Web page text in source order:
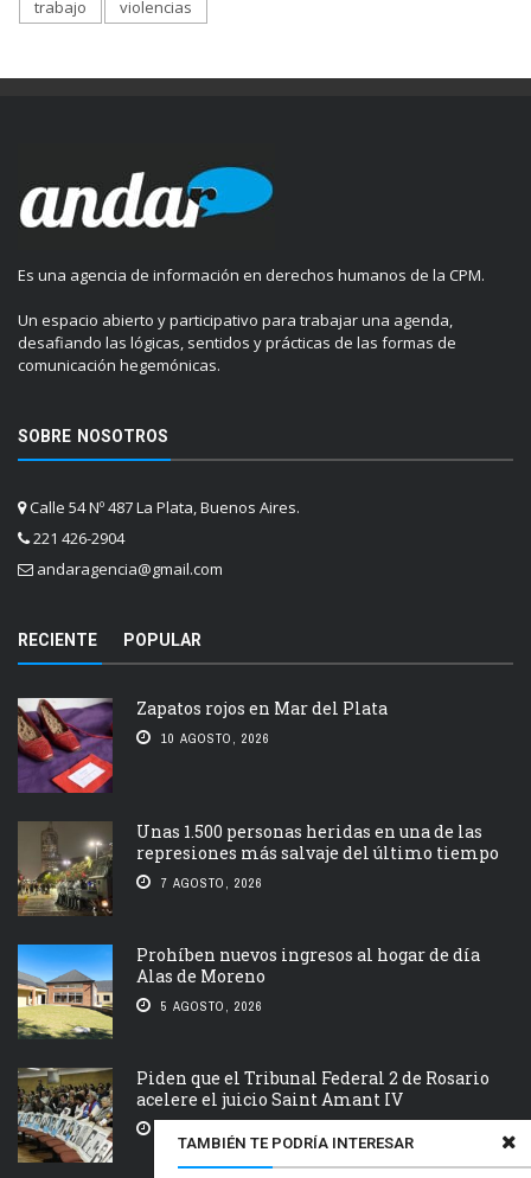
TAMBIÉN TE PODRÍA INTERESAR
trabajo
violencias
Es una agencia de información en derechos humanos de la CPM.
Un espacio abierto y participativo para trabajar una agenda,
desafiando las lógicas, sentidos y prácticas de las formas de
comunicación hegemónicas.
SOBRE NOSOTROS
Calle 54 Nº 487 La Plata, Buenos Aires.
221 426-2904
andaragencia@gmail.com
RECIENTE POPULAR
Zapatos rojos en Mar del Plata
10 AGOSTO, 2026
Unas 1.500 personas heridas en una de las
represiones más salvaje del último tiempo
7 AGOSTO, 2026
Prohíben nuevos ingresos al hogar de día
Alas de Moreno
5 AGOSTO, 2026
Piden que el Tribunal Federal 2 de Rosario
acelere el juicio Saint Amant IV